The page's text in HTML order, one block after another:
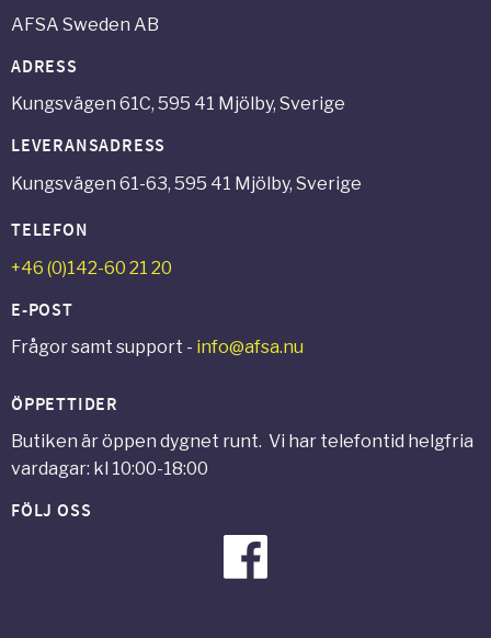
AFSA Sweden AB
ADRESS
Kungsvägen 61C, 595 41 Mjölby, Sverige
LEVERANSADRESS
Kungsvägen 61-63, 595 41 Mjölby, Sverige
TELEFON
+46 (0)142-60 21 20
E-POST
Frågor samt support - info@afsa.nu
ÖPPETTIDER
Butiken är öppen dygnet runt. Vi har telefontid helgfria
vardagar: kl 10:00-18:00
FÖLJ OSS